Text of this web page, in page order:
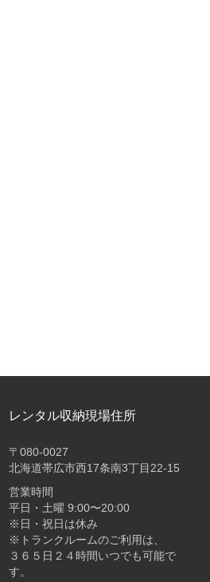
レンタル収納現場住所
〒080-0027
北海道帯広市西17条南3丁目22-15
営業時間
平日・土曜 9:00〜20:00
※日・祝日は休み
※トランクルームのご利用は、
３６５日２４時間いつでも可能で
す。